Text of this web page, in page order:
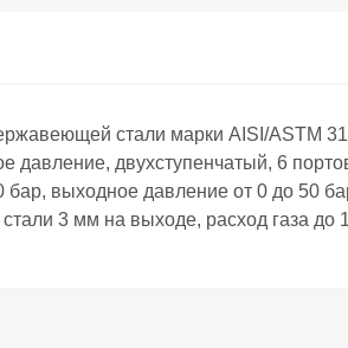
стали марки AISI/ASTM
давление, двухступенчатый, 6
выходное давление от 0 до 50
3 мм на выходе, расход газа до